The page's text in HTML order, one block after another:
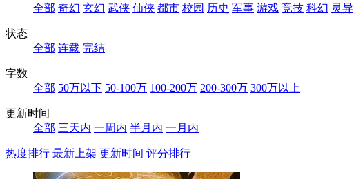
全部 奇幻 玄幻 武侠 仙侠 都市 校园 历史 军事 游戏 竞技 科幻 灵异
状态
全部 连载 完结
字数
全部 50万以下 50-100万 100-200万 200-300万 300万以上
更新时间
全部 三天内 一周内 半月内 一月内
热度排行 最新上架 更新时间 评分排行